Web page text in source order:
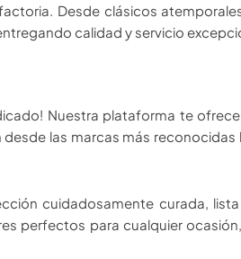
Desde clásicos
calidad y servicio
Nuestra plataforma te
las marcas más
cuidadosamente curada,
perfectos para cualquier